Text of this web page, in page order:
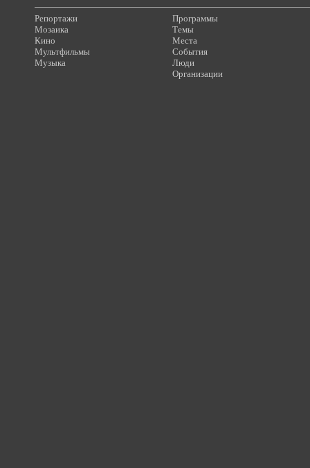
Репортажи
Мозаика
Кино
Мультфильмы
Музыка
Программы
Темы
Места
События
Люди
Организации